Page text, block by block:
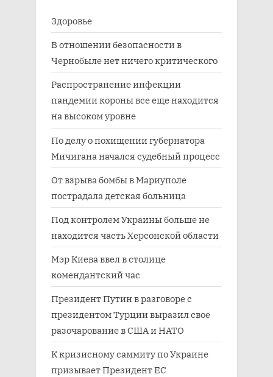
Здоровье
В отношении безопасности в
Чернобыле нет ничего критического
Распространение инфекции
пандемии короны все еще находится
на высоком уровне
По делу о похищении губернатора
Мичигана начался судебный процесс
От взрыва бомбы в Мариуполе
пострадала детская больница
Под контролем Украины больше не
находится часть Херсонской области
Мэр Киева ввел в столице
комендантский час
Президент Путин в разговоре с
президентом Турции выразил свое
разочарование в США и НАТО
К кризисному саммиту по Украине
призывает Президент ЕС